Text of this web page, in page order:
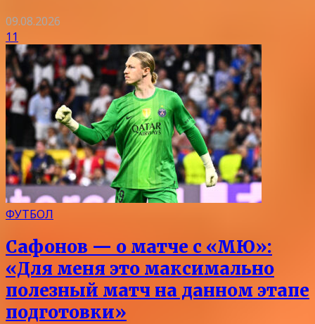
09.08.2026
11
ФУТБОЛ
Сафонов — о матче с «МЮ»:
«Для меня это максимально
полезный матч на данном этапе
подготовки»